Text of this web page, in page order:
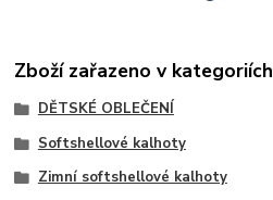
Zboží zařazeno v kategoriích
DĚTSKÉ OBLEČENÍ
Softshellové kalhoty
Zimní softshellové kalhoty